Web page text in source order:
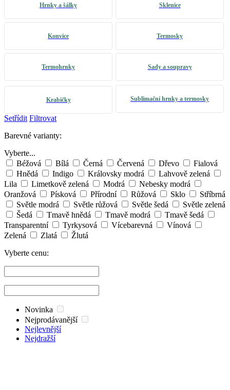
Hrnky a šálky Sklenice
Konvice Termosky
Termohrnky Sady a soupravy
Krabičky Sublimační hrnky a termosky
Setřídit Filtrovat
Barevné varianty:
Vyberte...
Béžová
Bílá Černá Červená Dřevo
Fialová
Hnědá
Indigo Královsky modrá
Lahvově zelená
Lila
Limetkově zelená Modrá
Nebesky modrá
Oranžová
Písková Přírodní Růžová Sklo
Stříbrná
Světle modrá
Světle růžová Světle šedá
Světle zelená
Šedá
Tmavě hnědá Tmavě modrá
Tmavě šedá
Transparentní
Tyrkysová Vícebarevná
Vínová
Zelená
Zlatá
Žlutá
Vyberte cenu:
Novinka
Nejprodávanější
Nejlevnější
Nejdražší